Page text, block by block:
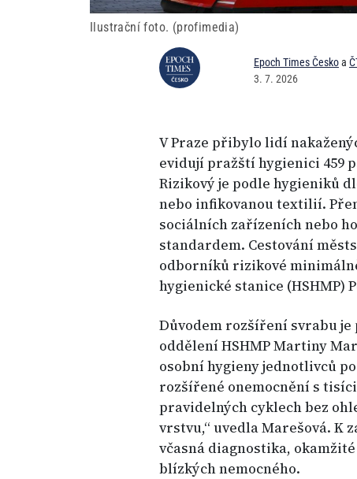
Ilustrační foto. (profimedia)
Epoch Times Českoa
3. 7. 2026
V Praze přibylo lidí
evidují pražští hygienici 459
Rizikový je podle hygieniků
nebo infikovanou textilií.
sociálních zařízeních nebo
standardem. Cestování
odborníků rizikové
hygienické stanice (HSHMP)
Důvodem rozšíření svrabu
oddělení HSHMP Martiny
osobní hygieny jednotlivců
rozšířené onemocnění s
pravidelných cyklech bez
vrstvu,“ uvedla Marešová. K
včasná diagnostika,
blízkých nemocného.